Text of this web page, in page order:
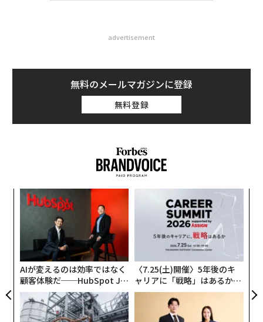
advertisement
無料のメールマガジンに登録
無料登録
AIが変えるのは効率ではなく
顧客体験だ──HubSpot Ja
panが語る「Grow Better」
な組織のつくり方
〈7.25(土)開催〉5年後のキ
ャリアに「戦略」はあるか。
トップエグゼクティブのキャ
リアに触れる1日│CAREER S
UMMIT 2026